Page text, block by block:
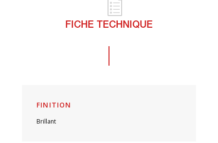
FICHE TECHNIQUE
FINITION
Brillant